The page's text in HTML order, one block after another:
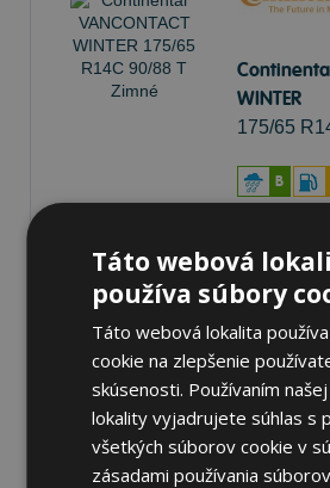
WINTER
175/65
B
127,52 €
Pneumatiky
Táto webová
používa súbory
Táto webová lokalita
cookie na zlepšenie
skúsenosti. Používaním
lokality vyjadrujete súhlas s
všetkých súborov cookie v
zásadami používania